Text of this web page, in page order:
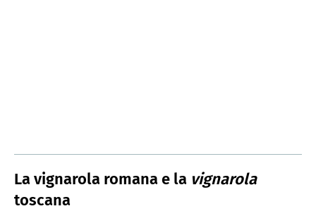
La vignarola romana e la vignarola
toscana